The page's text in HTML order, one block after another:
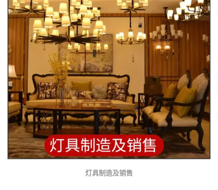
灯具制造及销售